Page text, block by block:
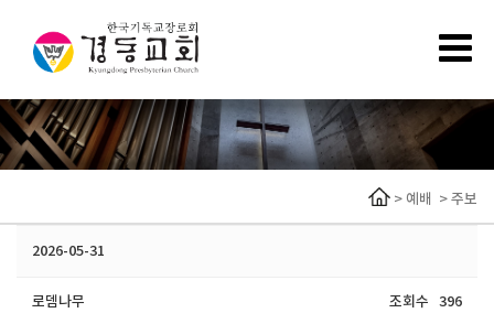
> 예배 >주보
2026-05-31
로뎀나무 조회수 396